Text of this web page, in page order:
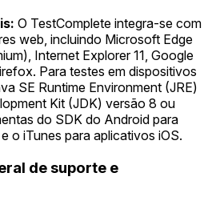
O TestComplete integra-se com
web, incluindo Microsoft Edge
Internet Explorer 11, Google
Para testes em dispositivos
SE Runtime Environment (JRE)
Kit (JDK) versão 8 ou
do SDK do Android para
o iTunes para aplicativos iOS.
de suporte e